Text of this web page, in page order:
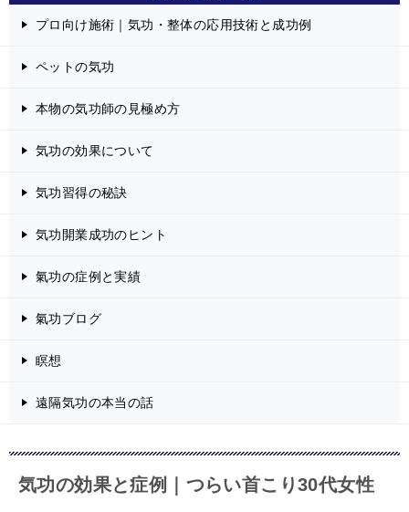
プロ向け施術｜気功・整体の応用技術と成功例
ペットの気功
本物の気功師の見極め方
気功の効果について
気功習得の秘訣
気功開業成功のヒント
氣功の症例と実績
氣功ブログ
瞑想
遠隔気功の本当の話
気功の効果と症例｜つらい首こり30代女性